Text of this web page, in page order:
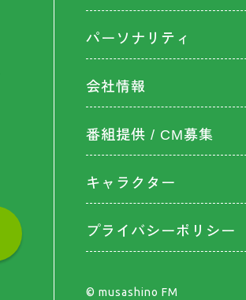
パーソナリティ
会社情報
番組提供 / CM募集
キャラクター
プライバシーポリシー
©︎ musashino FM